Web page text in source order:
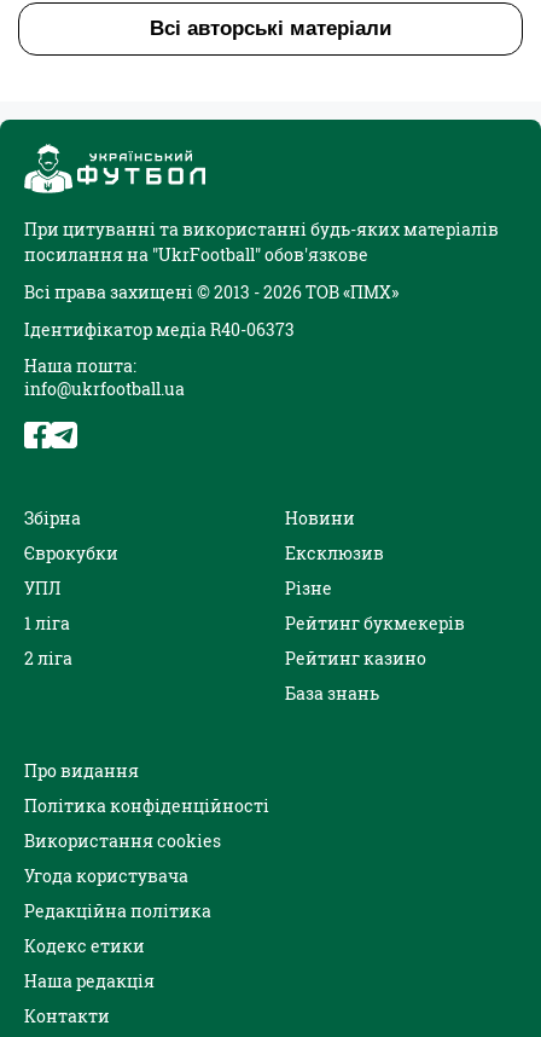
Всі авторські матеріали
При цитуванні та використанні будь-яких матеріалів
посилання на "UkrFootball" обов'язкове
Всі права захищені © 2013 - 2026 ТОВ «ПМХ»
Ідентифікатор медіа R40-06373
Наша пошта:
info@ukrfootball.ua
Збірна
Єврокубки
УПЛ
1 ліга
2 ліга
Новини
Ексклюзив
Різне
Рейтинг букмекерів
Рейтинг казино
База знань
Про видання
Політика конфіденційності
Використання cookies
Угода користувача
Редакційна політика
Кодекс етики
Наша редакція
Контакти